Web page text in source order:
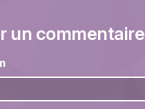
un commentaire